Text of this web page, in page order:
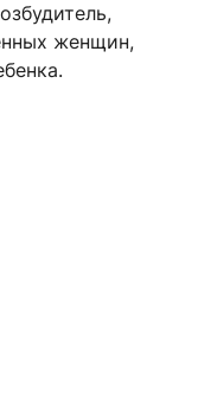
женщин,